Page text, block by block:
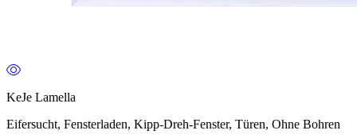
KeJe Lamella
Eifersucht, Fensterladen, Kipp-Dreh-Fenster, Türen, Ohne Bohren